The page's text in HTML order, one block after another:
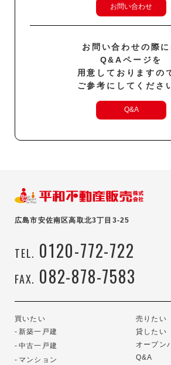
お問い合わせ
お問い合わせの際に
Q&Aページを
用意しておりますの
ご参考にしてくださ
Q&A
広島市安佐南区高取北3丁目3-25
TEL. 0120-772-722
FAX. 082-878-7583
買いたい
新築一戸建
中古一戸建
マンション
売りたい
貸したい
オープン
Q&A